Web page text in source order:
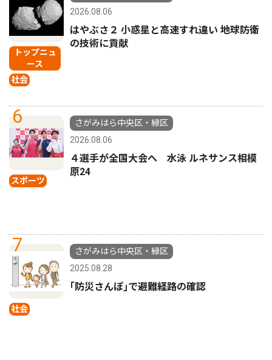
トップニュ
ース
社会
2026.08.06
はやぶさ２ 小惑星と高速すれ違い 地球防衛
の技術に貢献
6
スポーツ
さがみはら中央区・緑区
2026.08.06
４選手が全国大会へ 水泳 ルネサンス相模
原24
7
社会
さがみはら中央区・緑区
2025.08.28
｢防災さんぽ｣で避難経路の確認